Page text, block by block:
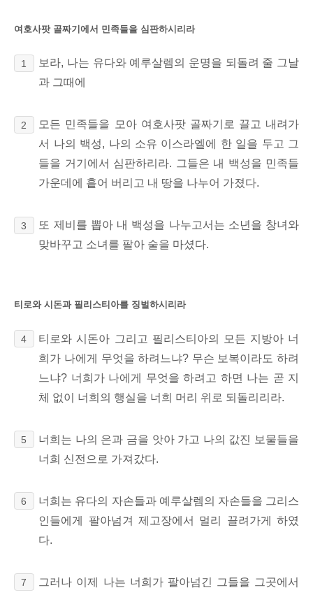
여호사팟 골짜기에서 민족들을 심판하시리라
1
보라, 나는 유다와 예루살렘의 운명을 되돌려 줄 그날
과 그때에
2 모든 민족들을 모아 여호사팟 골짜기로 끌고 내려가
서 나의 백성, 나의 소유 이스라엘에 한 일을 두고 그
들을 거기에서 심판하리라. 그들은 내 백성을 민족들
가운데에 흩어 버리고 내 땅을 나누어 가졌다.
3
또 제비를 뽑아 내 백성을 나누고서는 소년을 창녀와
맞바꾸고 소녀를 팔아 술을 마셨다.
티로와 시돈과 필리스티아를 징벌하시리라
4
티로와 시돈아 그리고 필리스티아의 모든 지방아 너
희가 나에게 무엇을 하려느냐? 무슨 보복이라도 하려
느냐? 너희가 나에게 무엇을 하려고 하면 나는 곧 지
체 없이 너희의 행실을 너희 머리 위로 되돌리리라.
5
너희는 나의 은과 금을 앗아 가고 나의 값진 보물들을
너희 신전으로 가져갔다.
6
너희는 유다의 자손들과 예루살렘의 자손들을 그리스
인들에게 팔아넘겨 제고장에서 멀리 끌려가게 하였
다.
7
그러나 이제 나는 너희가 팔아넘긴 그들을 그곳에서